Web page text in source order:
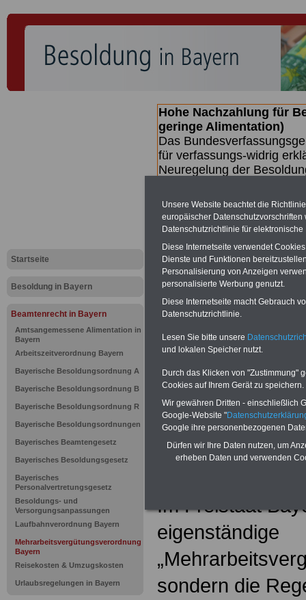
Startseite
Besoldung in Bayern
Beamtenrecht in Bayern
Amtsangemessene Alimentation in
Bayern
Arbeitszeitverordnung Bayern
Bayerische Besoldungsordnung A
Bayerische Besoldungsordnung B
Bayerische Besoldungsordnung R
Bayerische Besoldungsordnungen
Bayerisches Beamtengesetz
Bayerisches Besoldungsgesetz
Bayerisches
Personalvertretungsgesetz
Besoldungs- und
Versorgungsanpassungen
Laufbahnverordnung Bayern
Mehrarbeitsvergütungsverordnung
Bayern
Reisekosten & Umzugskosten
Urlaubsregelungen in Bayern
Hohe Nachzahlung für
geringe Alimentation)
Das
für verfassungs-widrig
Neuregelung der
Nachzahlungen
Beamtezwischen mind.
SERVICE gibt hierzu
dem Beschluss des
wird (wahrscheinlich im
Broschüre.
in Bayern
{
Im Freistaat
eigenständige
sondern die
Unsere Website beachtet die
europäischer
Datenschutzrichtlinie für
Diese Internetseite verwendet
Dienste und Funktionen
Personalisierung von Anzeigen
personalisierte Werbung genutzt.
Diese Internetseite macht Gebrauch
Datenschutzrichtlinie.
Lesen Sie bitte unsere
und lokalen Speicher nutzt.
Durch das Klicken von "Zustimmung"
Cookies auf Ihrem Gerät zu speichern.
Wir gewähren Dritten - einschließlich
Google-Website "
Google ihre personenbezogenen
Dürfen wir Ihre Daten nutzen, um
erheben Daten und verwenden